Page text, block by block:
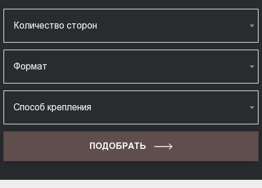
Количество сторон
Формат
Способ крепления
ПОДОБРАТЬ